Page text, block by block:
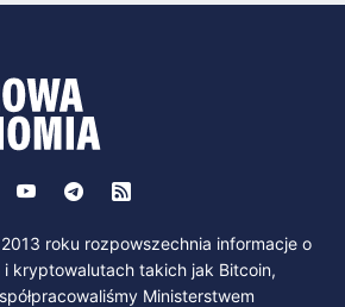
roku rozpowszechnia informacje o
kryptowalutach takich jak Bitcoin,
Ministerstwem